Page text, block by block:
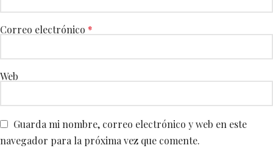
Correo electrónico *
Web
Guarda mi nombre, correo electrónico y web en este
navegador para la próxima vez que comente.